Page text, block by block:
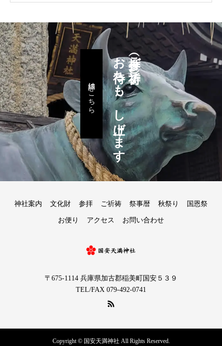
参拝（ご祈祷）
お待ちも～し上げます
詳細はこちら
神社案内 文化財 参拝 ご祈祷 祭事暦 秋祭り 国恩祭
お便り アクセス お問い合わせ
〒675-1114 兵庫県加古郡稲美町国安５３９
TEL/FAX 079-492-0741
Copyright © 国安天満神社 All Rights Reserved.